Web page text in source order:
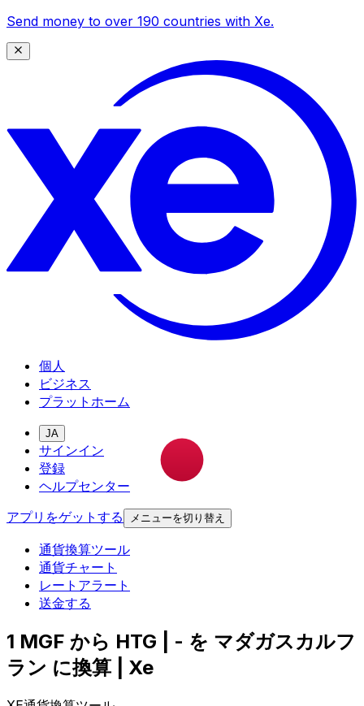
Send money to over 190 countries with Xe.
個人
ビジネス
プラットホーム
JA
サインイン
登録
ヘルプセンター
アプリをゲットする
メニューを切り替え
通貨換算ツール
通貨チャート
レートアラート
送金する
1 MGF から HTG | - を マダガスカルフ
ラン に換算 | Xe